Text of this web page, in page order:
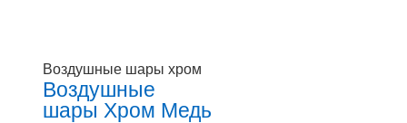
Воздушные шары хром
Воздушные
шары Хром Медь